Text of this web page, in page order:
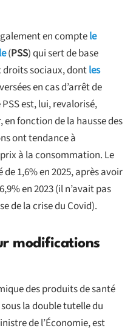
en comptele
(PSS) qui sert de base
droits sociaux, dontles
en cas d’arrêt de
est, lui, revalorisé,
fonction de la hausse des
ont tendance à
à la consommation. Le
1,6% en 2025, après avoir
en 2023 (il n’avait pas
de la crise du Covid).
modifications
des produits de santé
la double tutelle du
de l’Économie, est